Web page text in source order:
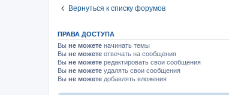
Вернуться к списку форумов
ПРАВА ДОСТУПА
Вы не можете начинать темы
Вы не можете отвечать на сообщения
Вы не можете редактировать свои сообщения
Вы не можете удалять свои сообщения
Вы не можете добавлять вложения